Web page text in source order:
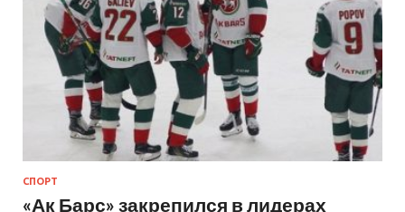
СПОРТ
«Ак Барс» закрепился в лидерах